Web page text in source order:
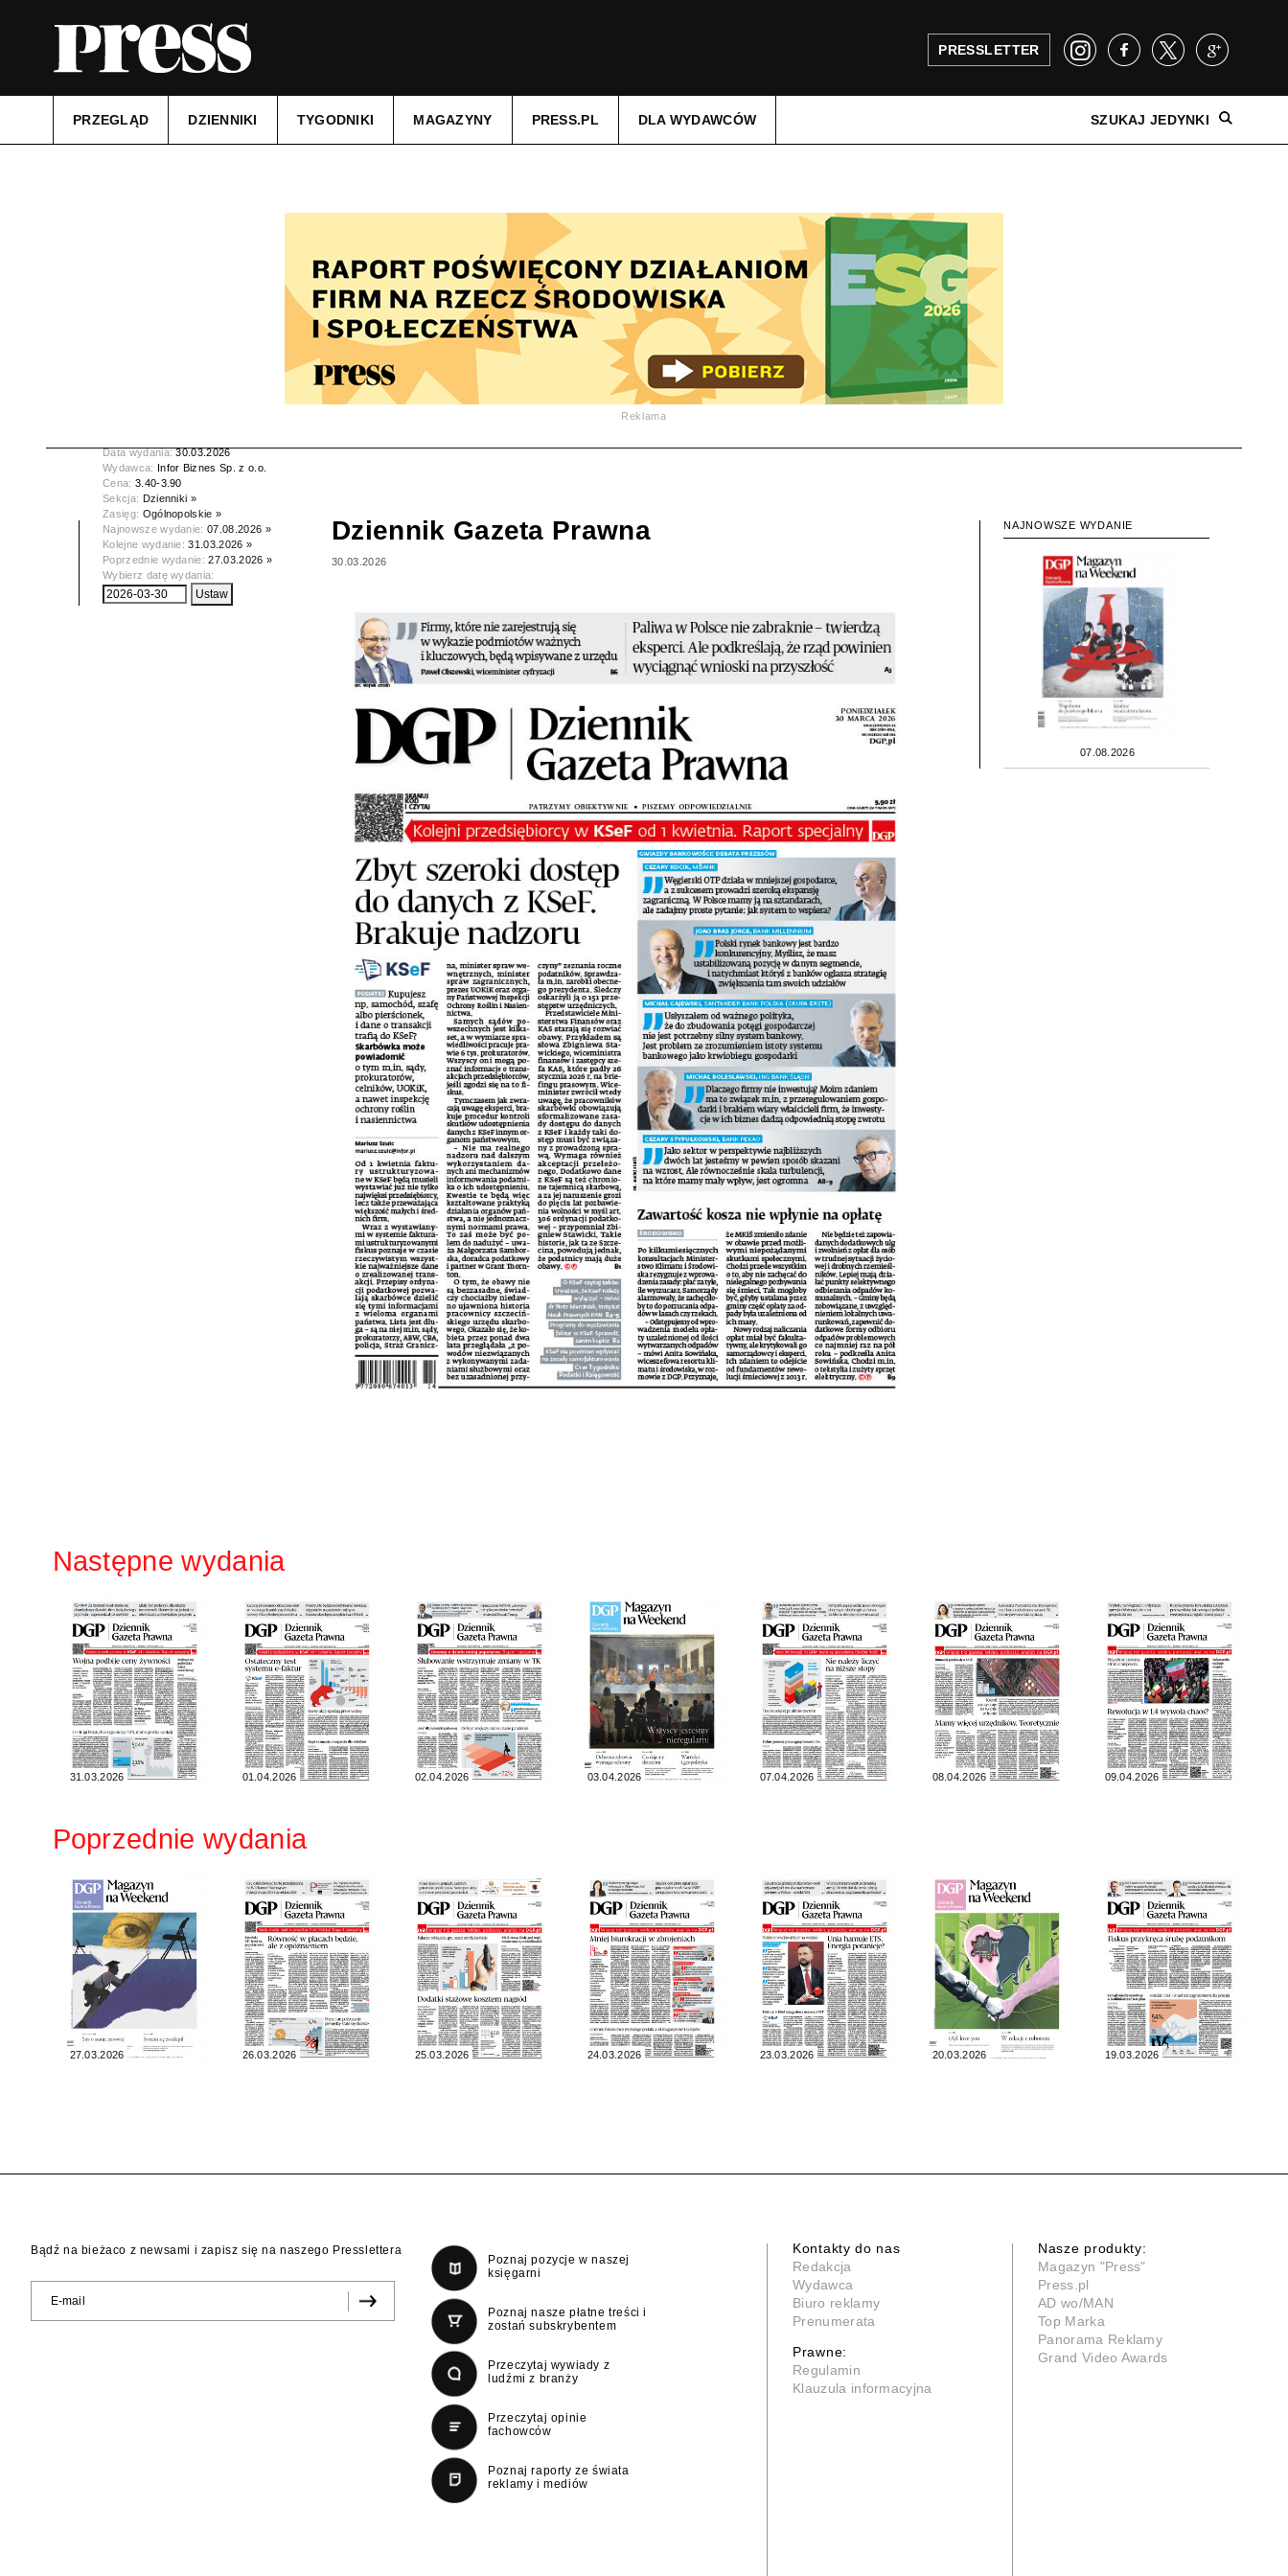
PRESSLETTER
PRZEGLĄD DZIENNIKI TYGODNIKI MAGAZYNY PRESS.PL DLA WYDAWCÓW SZUKAJ JEDYNKI
Reklama
Data wydania:30.03.2026
Wydawca: Infor Biznes Sp. z o.o.
Cena: 3.40-3.90
Sekcja: Dzienniki »
Zasięg: Ogólnopolskie »
Najnowsze wydanie:07.08.2026 »
Kolejne wydanie:31.03.2026 »
Poprzednie wydanie:27.03.2026 »
Wybierz datę wydania:
Dziennik Gazeta Prawna
30.03.2026
NAJNOWSZE WYDANIE
07.08.2026
Następne wydania
31.03.2026 01.04.2026 02.04.2026 03.04.2026 07.04.2026 08.04.2026 09.04.2026
Poprzednie wydania
27.03.2026 26.03.2026 25.03.2026 24.03.2026 23.03.2026 20.03.2026 19.03.2026
Bądź na bieżaco z newsami i zapisz się na naszego Presslettera
Poznaj pozycje w naszej
księgarni
Poznaj nasze płatne treści i
zostań subskrybentem
Przeczytaj wywiady z
ludźmi z branży
Przeczytaj opinie
fachowców
Poznaj raporty ze świata
reklamy i mediów
Kontakty do nas
Redakcja
Wydawca
Biuro reklamy
Prenumerata
Prawne:
Regulamin
Klauzula informacyjna
Nasze produkty:
Magazyn "Press"
Press.pl
AD wo/MAN
Top Marka
Panorama Reklamy
Grand Video Awards